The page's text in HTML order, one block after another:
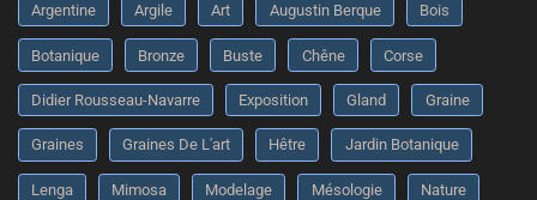
Argentine Argile Art Augustin Berque Bois
Botanique Bronze Buste Chêne Corse
Didier Rousseau-Navarre Exposition Gland Graine
Graines Graines De L'art Hêtre Jardin Botanique
Lenga Mimosa Modelage Mésologie Nature